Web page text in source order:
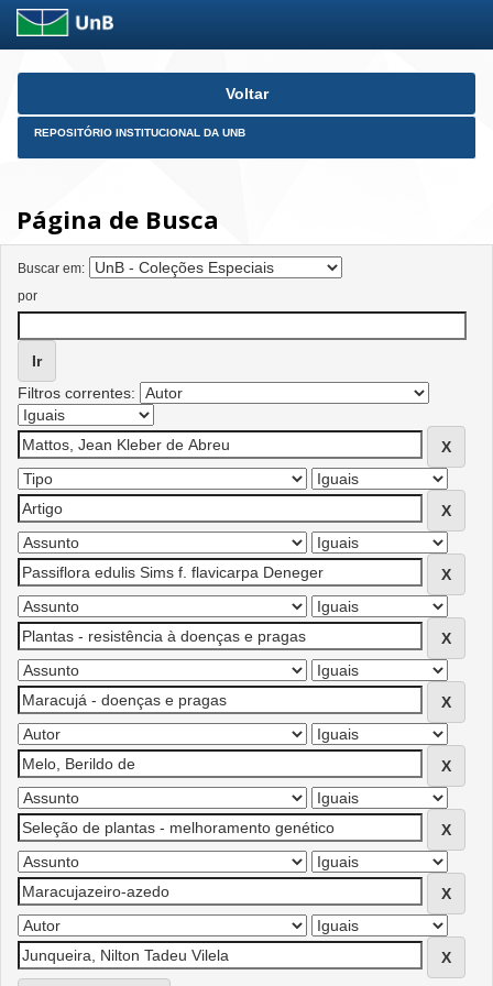
Skip
Voltar
REPOSITÓRIO INSTITUCIONAL DA UNB
Página de Busca
Buscar em:
por
Filtros correntes: